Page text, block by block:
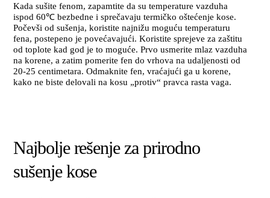
Kada sušite fenom, zapamtite da su temperature vazduha
ispod 60℃ bezbedne i sprečavaju termičko oštećenje kose.
Počevši od sušenja, koristite najnižu moguću temperaturu
fena, postepeno je povećavajući. Koristite sprejeve za zaštitu
od toplote kad god je to moguće. Prvo usmerite mlaz vazduha
na korene, a zatim pomerite fen do vrhova na udaljenosti od
20-25 centimetara. Odmaknite fen, vraćajući ga u korene,
kako ne biste delovali na kosu „protiv“ pravca rasta vaga.
Najbolje rešenje za prirodno
sušenje kose